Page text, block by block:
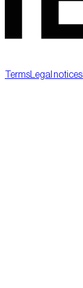
Terms Legal notices